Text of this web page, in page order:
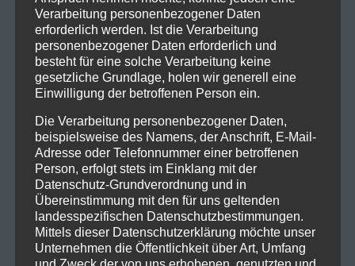
Verarbeitung personenbezogener Daten
erforderlich werden. Ist die Verarbeitung
personenbezogener Daten erforderlich und
besteht für eine solche Verarbeitung keine
gesetzliche Grundlage, holen wir generell eine
Einwilligung der betroffenen Person ein.
Die Verarbeitung personenbezogener Daten,
beispielsweise des Namens, der Anschrift, E-Mail-
Adresse oder Telefonnummer einer betroffenen
Person, erfolgt stets im Einklang mit der
Datenschutz-Grundverordnung und in
Übereinstimmung mit den für uns geltenden
landesspezifischen Datenschutzbestimmungen.
Mittels dieser Datenschutzerklärung möchte unser
Unternehmen die Öffentlichkeit über Art, Umfang